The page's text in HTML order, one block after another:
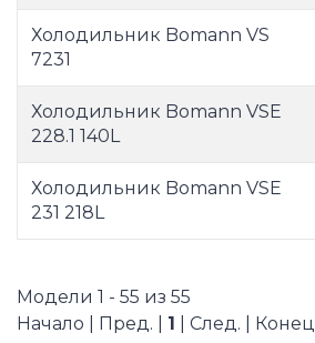
Холодильник Bomann VS
7231
Холодильник Bomann VSE
228.1 140L
Холодильник Bomann VSE
231 218L
Модели 1 - 55 из 55
Начало | Пред. | 1 | След. | Конец